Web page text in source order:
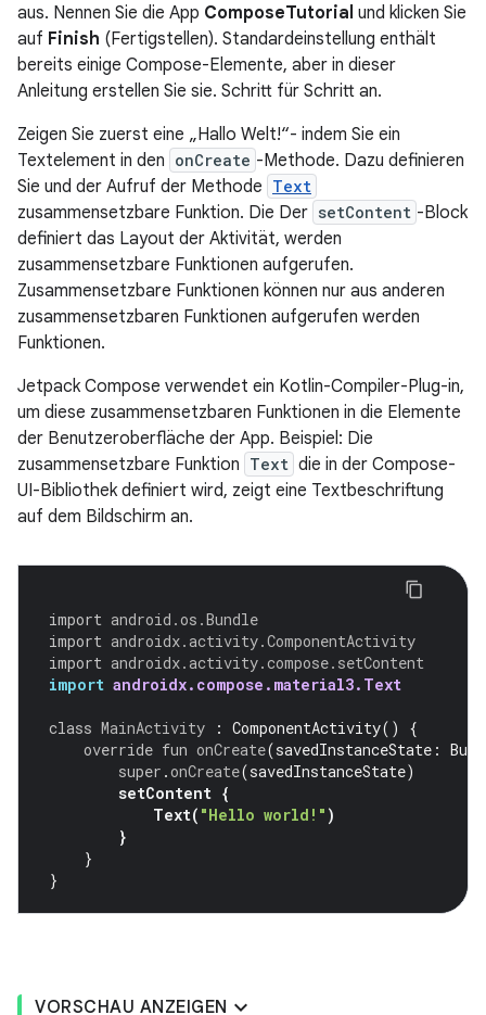
aus. Nennen Sie die App ComposeTutorial und klicken Sie
auf Finish (Fertigstellen). Standardeinstellung enthält
bereits einige Compose-Elemente, aber in dieser
Anleitung erstellen Sie sie. Schritt für Schritt an.
Zeigen Sie zuerst eine „Hallo Welt!“- indem Sie ein
Textelement in den onCreate -Methode. Dazu definieren
Sie und der Aufruf der Methode Text
zusammensetzbare Funktion. Die Der setContent -Block
definiert das Layout der Aktivität, werden
zusammensetzbare Funktionen aufgerufen.
Zusammensetzbare Funktionen können nur aus anderen
zusammensetzbaren Funktionen aufgerufen werden
Funktionen.
Jetpack Compose verwendet ein Kotlin-Compiler-Plug-in,
um diese zusammensetzbaren Funktionen in die Elemente
der Benutzeroberfläche der App. Beispiel: Die
zusammensetzbare Funktion Text die in der Compose-
UI-Bibliothek definiert wird, zeigt eine Textbeschriftung
auf dem Bildschirm an.
import android.os.Bundle
import androidx.activity.ComponentActivity
import androidx.activity.compose.setContent
import androidx.compose.material3.Text
class MainActivity : ComponentActivity()
{
override fun onCreate(savedInstanceState :
super .onCreate(savedInstanceState)
setContent {
Text( "Hello world!" )
}
}
}
VORSCHAU ANZEIGEN